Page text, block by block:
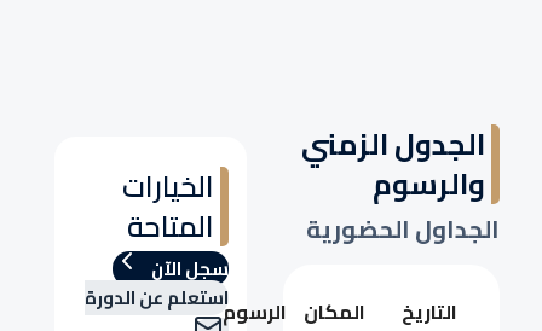
الخيارات
المتاحة
سجل الآن
استعلم عن الدورة
الجدول الزمني
والرسوم
الجداول الحضورية
التاريخ المكان الرسوم